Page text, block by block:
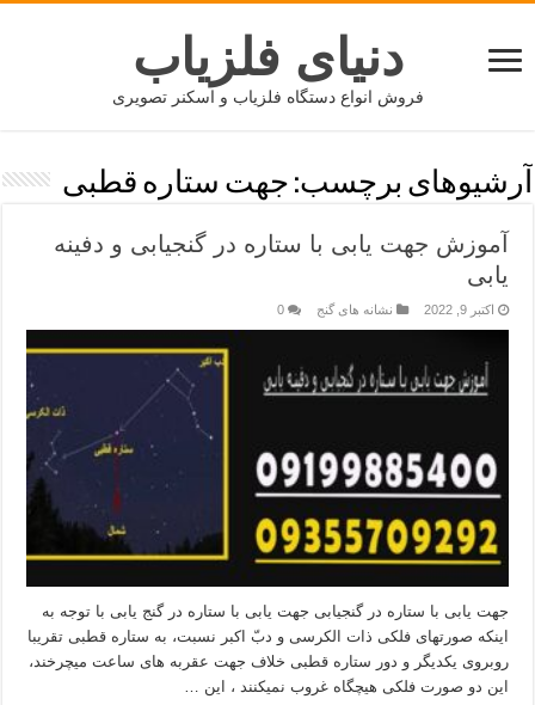
دنیای فلزیاب
فروش انواع دستگاه فلزیاب و اسکنر تصویری
آرشیوهای برچسب: جهت ستاره قطبی
آموزش جهت یابی با ستاره در گنجیابی و دفینه
یابی
اکتبر 9, 2022 نشانه های گنج 0
جهت یابی با ستاره در گنجیابی جهت یابی با ستاره در گنج یابی با توجه به
اینکه صورتهای فلکی ذات‌ الکرسی و دبّ اکبر نسبت، به ستاره‌ قطبی تقریبا
روبروی یکدیگر و دور ستاره‌ قطبی خلاف جهت عقربه‌ های ساعت میچرخند،
این دو صورت فلکی هیچگاه غروب نمیکنند ، این …